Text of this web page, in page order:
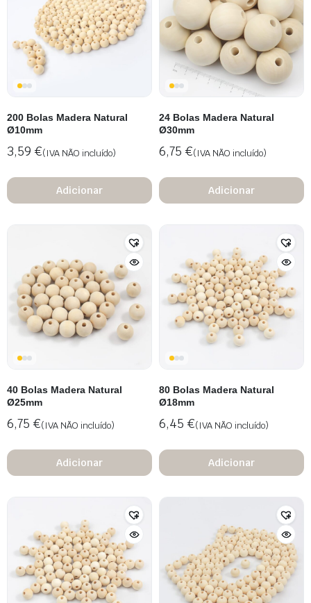
200 Bolas Madera Natural
Ø10mm
3,59 €(IVA NÃO incluído)
Adicionar
24 Bolas Madera Natural
Ø30mm
6,75 €(IVA NÃO incluído)
Adicionar
40 Bolas Madera Natural
Ø25mm
6,75 €(IVA NÃO incluído)
Adicionar
80 Bolas Madera Natural
Ø18mm
6,45 €(IVA NÃO incluído)
Adicionar